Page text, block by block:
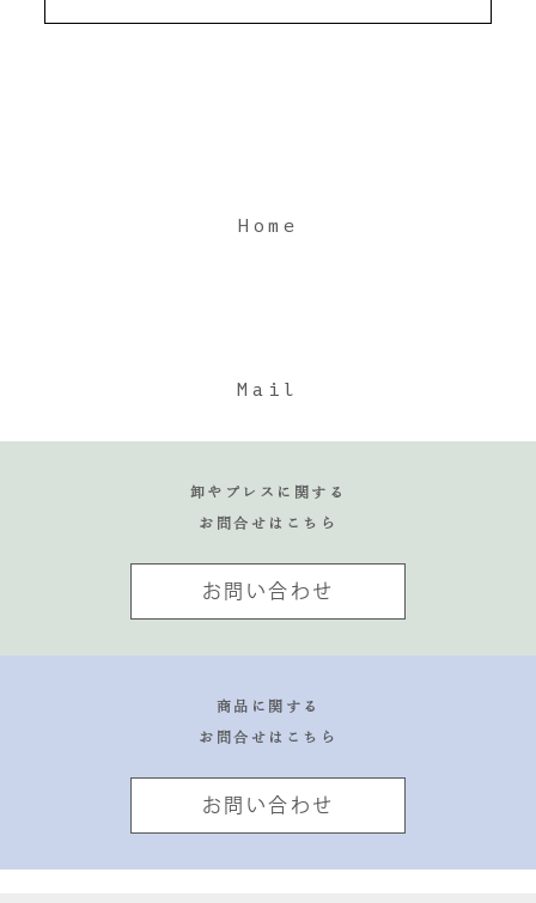
Home
Mail
卸やプレスに関する
お問合せはこちら
お問い合わせ
商品に関する
お問合せはこちら
お問い合わせ